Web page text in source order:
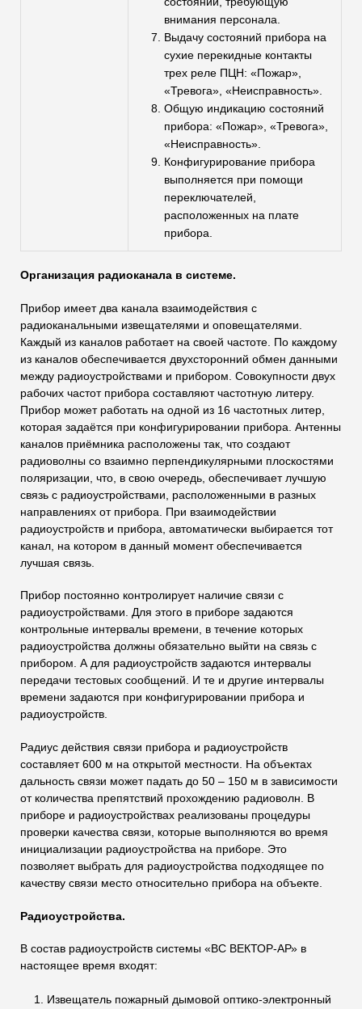
внимания персонала.
Выдачу состояний прибора на
сухие перекидные контакты
трех реле ПЦН: «Пожар»,
«Тревога», «Неисправность».
Общую индикацию состояний
прибора: «Пожар», «Тревога»,
«Неисправность».
Конфигурирование прибора
выполняется при помощи
переключателей,
расположенных на плате
прибора.
Организация радиоканала в системе.
Прибор имеет два канала взаимодействия с
радиоканальными извещателями и оповещателями.
Каждый из каналов работает на своей частоте. По каждому
из каналов обеспечивается двухсторонний обмен данными
между радиоустройствами и прибором. Совокупности двух
рабочих частот прибора составляют частотную литеру.
Прибор может работать на одной из 16 частотных литер,
которая задаётся при конфигурировании прибора. Антенны
каналов приёмника расположены так, что создают
радиоволны со взаимно перпендикулярными плоскостями
поляризации, что, в свою очередь, обеспечивает лучшую
связь с радиоустройствами, расположенными в разных
направлениях от прибора. При взаимодействии
радиоустройств и прибора, автоматически выбирается тот
канал, на котором в данный момент обеспечивается
лучшая связь.
Прибор постоянно контролирует наличие связи с
радиоустройствами. Для этого в приборе задаются
контрольные интервалы времени, в течение которых
радиоустройства должны обязательно выйти на связь с
прибором. А для радиоустройств задаются интервалы
передачи тестовых сообщений. И те и другие интервалы
времени задаются при конфигурировании прибора и
радиоустройств.
Радиус действия связи прибора и радиоустройств
составляет 600 м на открытой местности. На объектах
дальность связи может падать до 50 – 150 м в зависимости
от количества препятствий прохождению радиоволн. В
приборе и радиоустройствах реализованы процедуры
проверки качества связи, которые выполняются во время
инициализации радиоустройства на приборе. Это
позволяет выбрать для радиоустройства подходящее по
качеству связи место относительно прибора на объекте.
Радиоустройства.
В состав радиоустройств системы «ВС ВЕКТОР-АР» в
настоящее время входят:
Извещатель пожарный дымовой оптико-электронный